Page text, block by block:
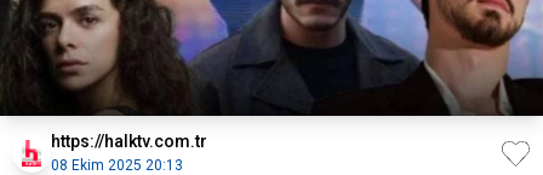
https://halktv.com.tr
08 Ekim 2025 20:13